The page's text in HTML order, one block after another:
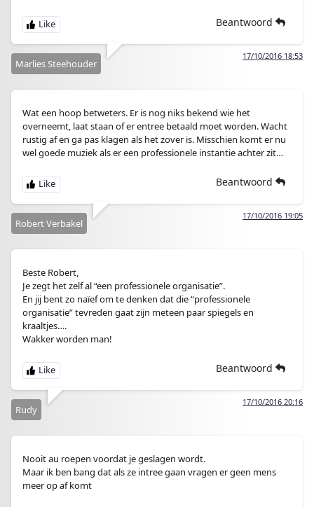
Beantwoord
17/10/2016 18:53
Marlies Steehouder
Wat een hoop betweters. Er is nog niks bekend wie het
overneemt, laat staan of er entree betaald moet worden. Wacht
rustig af en ga pas klagen als het zover is. Misschien komt er nu
wel goede muziek als er een professionele instantie achter zit…
Beantwoord
17/10/2016 19:05
Robert Verbakel
Beste Robert,
Je zegt het zelf al “een professionele organisatie”.
En jij bent zo naïef om te denken dat die “professionele
organisatie” tevreden gaat zijn meteen paar spiegels en
kraaltjes….
Wakker worden man!
Beantwoord
17/10/2016 20:16
Rudy
Nooit au roepen voordat je geslagen wordt.
Maar ik ben bang dat als ze intree gaan vragen er geen mens
meer op af komt